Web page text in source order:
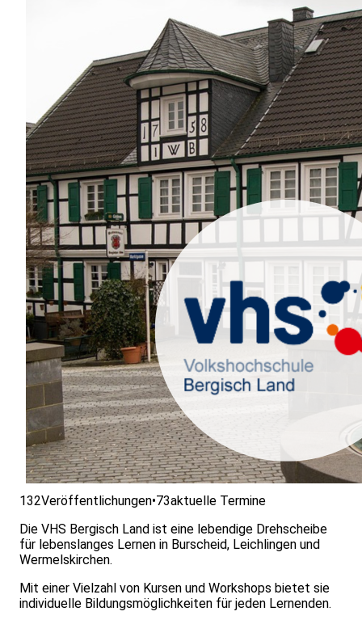
132Veröffentlichungen•73aktuelle Termine
Die VHS Bergisch Land ist eine lebendige Drehscheibe
für lebenslanges Lernen in Burscheid, Leichlingen und
Wermelskirchen.
Mit einer Vielzahl von Kursen und Workshops bietet sie
individuelle Bildungsmöglichkeiten für jeden Lernenden.